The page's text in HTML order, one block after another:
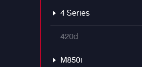
4 Series
420d
M850i